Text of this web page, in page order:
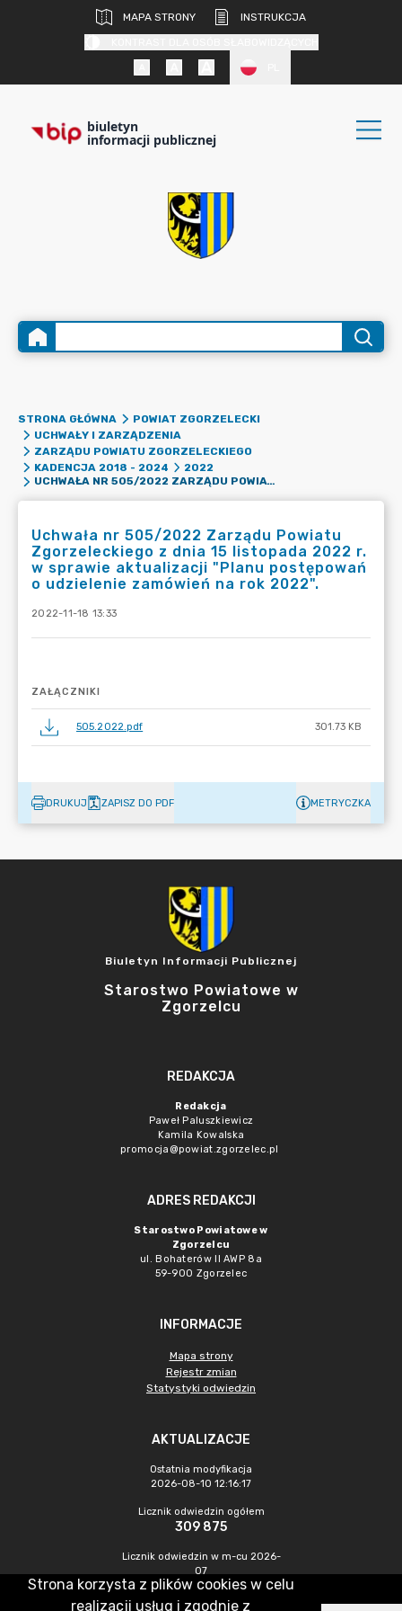
MAPA STRONY
INSTRUKCJA
biuletyn
informacji publicznej
STRONA GŁÓWNA
POWIAT ZGORZELECKI
UCHWAŁY I ZARZĄDZENIA
ZARZĄDU POWIATU ZGORZELECKIEGO
KADENCJA 2018 - 2024
2022
UCHWAŁA NR 505/2022 ZARZĄDU POWIATU ZGORZELECKIEGO Z DNIA 15 LISTOPADA 2022 R. W SPRAWIE AKTUALIZACJI "PLANU POSTĘPOWAŃ O UDZIELENIE ZAMÓWIEŃ NA ROK 2022".
Uchwała nr 505/2022 Zarządu Powiatu
Zgorzeleckiego z dnia 15 listopada 2022 r.
w sprawie aktualizacji "Planu postępowań
o udzielenie zamówień na rok 2022".
2022-11-18 13:33
ZAŁĄCZNIKI
505.2022.pdf 301.73 KB
DRUKUJ ZAPISZ DO PDF METRYCZKA
Biuletyn Informacji Publicznej
Starostwo Powiatowe w
Zgorzelcu
REDAKCJA
Redakcja
Paweł Paluszkiewicz
Kamila Kowalska
promocja@powiat.zgorzelec.pl
ADRES REDAKCJI
Starostwo Powiatowe w
Zgorzelcu
ul. Bohaterów II AWP 8a
59-900 Zgorzelec
INFORMACJE
Mapa strony
Rejestr zmian
Statystyki odwiedzin
AKTUALIZACJE
Ostatnia modyfikacja
2026-08-10 12:16:17
Licznik odwiedzin ogółem
309 875
Licznik odwiedzin w m-cu 2026-
07
573
Strona korzysta z plików cookies w celu
realizacji usług i zgodnie z